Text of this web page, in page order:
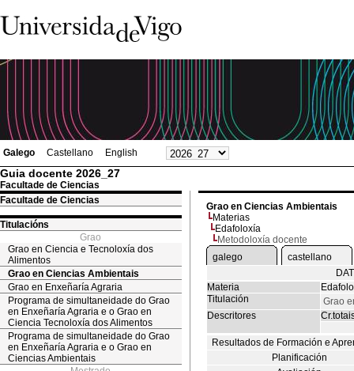
Galego Castellano English
Guia docente 2026_27
Facultade de Ciencias
Facultade de Ciencias
Titulacións
Grao
Grao en Ciencia e Tecnoloxía dos
Alimentos
Grao en Ciencias Ambientais
Grao en Enxeñaría Agraria
Programa de simultaneidade do Grao
en Enxeñaría Agraria e o Grao en
Ciencia Tecnoloxía dos Alimentos
Programa de simultaneidade do Grao
en Enxeñaría Agraria e o Grao en
Ciencias Ambientais
Grao en Ciencias Ambientais
Materias
Edafoloxía
Metodoloxía docente
galego
castellano
Materia
Titulación
Grao
Descritores
Resultados de Formación e
Planificación